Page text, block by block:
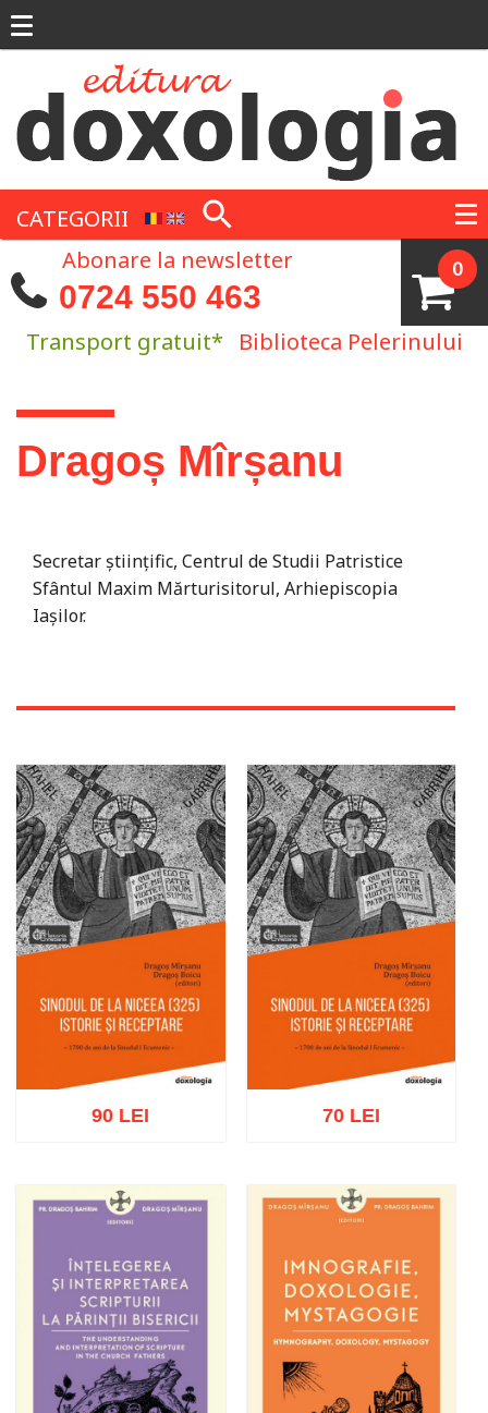
CATEGORII
0
Abonare la newsletter
0724 550 463
Transport gratuit* Biblioteca Pelerinului
Eşti aici
Dragoș Mîrșanu
Secretar științific, Centrul de Studii Patristice
Sfântul Maxim Mărturisitorul, Arhiepiscopia
Iașilor.
Adaugă în coș Wishlist
90 LEI
Adaugă în coș Wishlist
70 LEI